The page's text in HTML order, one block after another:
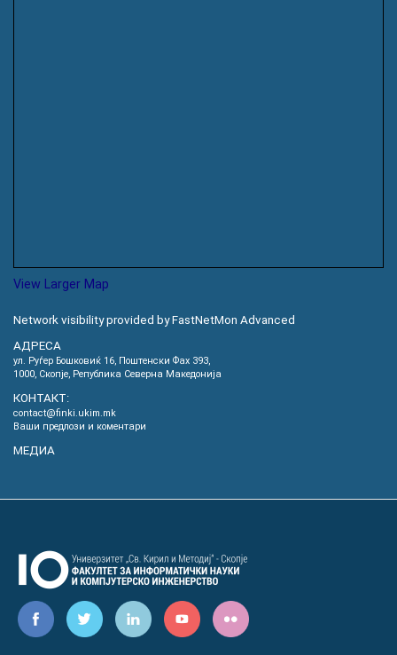
View Larger Map
Network visibility provided by FastNetMon Advanced
АДРЕСА
ул. Руѓер Бошковиќ 16, Пoштенски Фах 393,
1000, Скопје, Република Северна Македонија
КОНТАКТ:
contact@finki.ukim.mk
Ваши предлози и коментари
МЕДИА